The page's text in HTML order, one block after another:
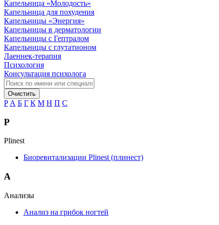
Капельница «Молодость»
Капельница для похудения
Капельницы «Энергия»
Капельницы в дерматологии
Капельницы с Гептралом
Капельницы с глутатионом
Лаеннек-терапия
Психология
Консультация психолога
Очистить
P А Б Г К М Н П С
P
Plinest
Биоревитализации Plinest (плинест)
А
Анализы
Анализ на грибок ногтей